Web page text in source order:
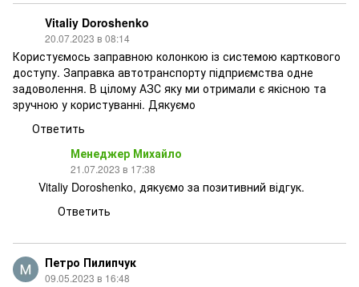
Vitaliy Doroshenko
20.07.2023 в 08:14
Користуємось заправною колонкою із системою карткового
доступу. Заправка автотранспорту підприємства одне
задоволення. В цілому АЗС яку ми отримали є якісною та
зручною у користуванні. Дякуємо
Ответить
Менеджер Михайло
21.07.2023 в 17:38
Vitaliy Doroshenko, дякуємо за позитивний відгук.
Ответить
Петро Пилипчук
09.05.2023 в 16:48